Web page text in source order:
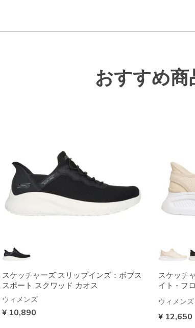
おすすめ商
スケッチャーズ スリップインズ：ボブス
スポート スクワッド カオス
ウィメンズ
¥ 10,890
スケッチ
イト - フ
ウィメンズ
¥ 12,650